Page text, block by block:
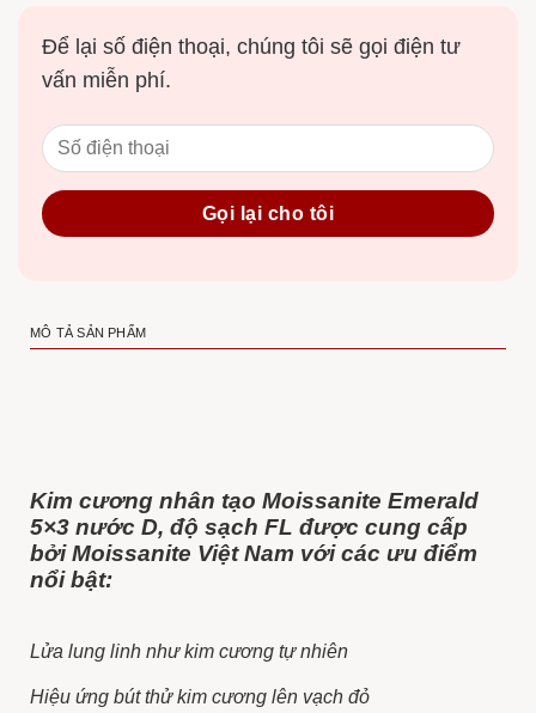
Để lại số điện thoại, chúng tôi sẽ gọi điện tư
vấn miễn phí.
MÔ TẢ SẢN PHẨM
Kim cương nhân tạo Moissanite Emerald
5×3 nước D, độ sạch FL được cung cấp
bởi Moissanite Việt Nam với các ưu điểm
nổi bật:
Lửa lung linh như kim cương tự nhiên
Hiệu ứng bút thử kim cương lên vạch đỏ